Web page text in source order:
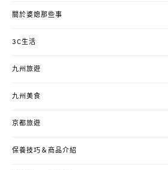
關於婆媳那些事
3C生活
九州旅遊
九州美食
京都旅遊
保養技巧＆商品介紹